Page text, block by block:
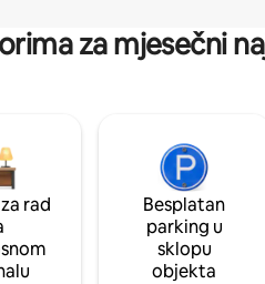
za mjesečni
rad
Besplatan
parking u
sklopu
objekta